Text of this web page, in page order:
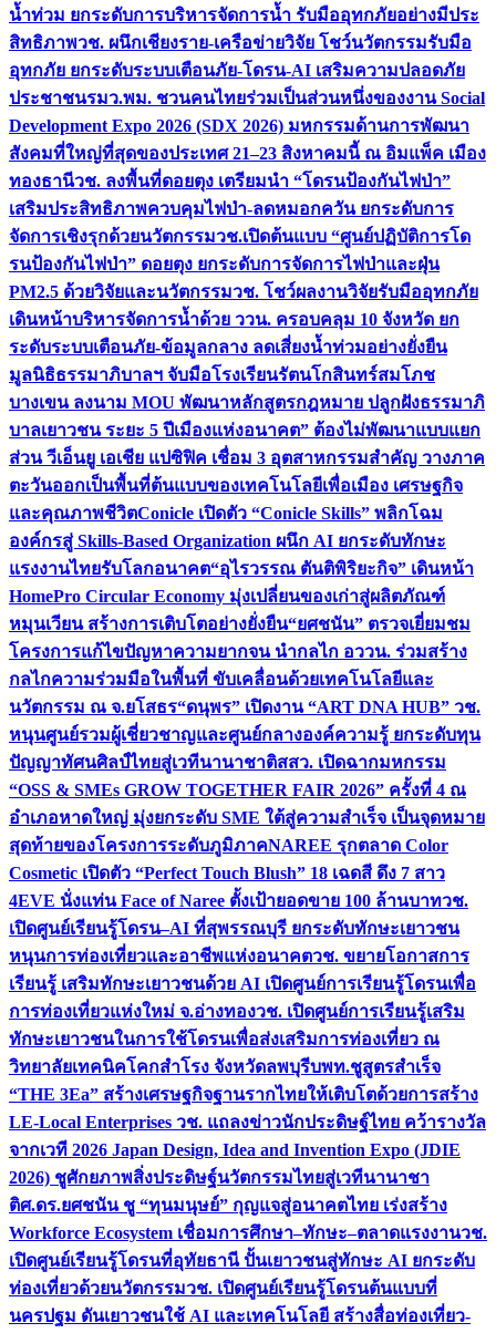
น้ำท่วม ยกระดับการบริหารจัดการน้ำ รับมืออุทกภัยอย่างมีประ
สิทธิภาพวช. ผนึกเชียงราย-เครือข่ายวิจัย โชว์นวัตกรรมรับมือ
อุทกภัย ยกระดับระบบเตือนภัย-โดรน-AI เสริมความปลอดภัย
ประชาชนรมว.พม. ชวนคนไทยร่วมเป็นส่วนหนึ่งของงาน Social
Development Expo 2026 (SDX 2026) มหกรรมด้านการพัฒนา
สังคมที่ใหญ่ที่สุดของประเทศ 21–23 สิงหาคมนี้ ณ อิมแพ็ค เมือง
ทองธานีวช. ลงพื้นที่ดอยตุง เตรียมนำ “โดรนป้องกันไฟป่า”
เสริมประสิทธิภาพควบคุมไฟป่า-ลดหมอกควัน ยกระดับการ
จัดการเชิงรุกด้วยนวัตกรรมวช.เปิดต้นแบบ “ศูนย์ปฏิบัติการโด
รนป้องกันไฟป่า” ดอยตุง ยกระดับการจัดการไฟป่าและฝุ่น
PM2.5 ด้วยวิจัยและนวัตกรรมวช. โชว์ผลงานวิจัยรับมืออุทกภัย
เดินหน้าบริหารจัดการน้ำด้วย ววน. ครอบคลุม 10 จังหวัด ยก
ระดับระบบเตือนภัย-ข้อมูลกลาง ลดเสี่ยงน้ำท่วมอย่างยั่งยืน
มูลนิธิธรรมาภิบาลฯ จับมือโรงเรียนรัตนโกสินทร์สมโภช
บางเขน ลงนาม MOU พัฒนาหลักสูตรกฎหมาย ปลูกฝังธรรมาภิ
บาลเยาวชน ระยะ 5 ปีเมืองแห่งอนาคต” ต้องไม่พัฒนาแบบแยก
ส่วน วีเอ็นยู เอเชีย แปซิฟิค เชื่อม 3 อุตสาหกรรมสำคัญ วางภาค
ตะวันออกเป็นพื้นที่ต้นแบบของเทคโนโลยีเพื่อเมือง เศรษฐกิจ
และคุณภาพชีวิตConicle เปิดตัว “Conicle Skills” พลิกโฉม
องค์กรสู่ Skills-Based Organization ผนึก AI ยกระดับทักษะ
แรงงานไทยรับโลกอนาคต“อุไรวรรณ ตันติพิริยะกิจ” เดินหน้า
HomePro Circular Economy มุ่งเปลี่ยนของเก่าสู่ผลิตภัณฑ์
หมุนเวียน สร้างการเติบโตอย่างยั่งยืน“ยศชนัน” ตรวจเยี่ยมชม
โครงการแก้ไขปัญหาความยากจน นำกลไก อววน. ร่วมสร้าง
กลไกความร่วมมือในพื้นที่ ขับเคลื่อนด้วยเทคโนโลยีและ
นวัตกรรม ณ จ.ยโสธร“ดนุพร” เปิดงาน “ART DNA HUB” วช.
หนุนศูนย์รวมผู้เชี่ยวชาญและศูนย์กลางองค์ความรู้ ยกระดับทุน
ปัญญาทัศนศิลป์ไทยสู่เวทีนานาชาติสสว. เปิดฉากมหกรรม
“OSS & SMEs GROW TOGETHER FAIR 2026” ครั้งที่ 4 ณ
อำเภอหาดใหญ่ มุ่งยกระดับ SME ใต้สู่ความสำเร็จ เป็นจุดหมาย
สุดท้ายของโครงการระดับภูมิภาคNAREE รุกตลาด Color
Cosmetic เปิดตัว “Perfect Touch Blush” 18 เฉดสี ดึง 7 สาว
4EVE นั่งแท่น Face of Naree ตั้งเป้ายอดขาย 100 ล้านบาทวช.
เปิดศูนย์เรียนรู้โดรน–AI ที่สุพรรณบุรี ยกระดับทักษะเยาวชน
หนุนการท่องเที่ยวและอาชีพแห่งอนาคตวช. ขยายโอกาสการ
เรียนรู้ เสริมทักษะเยาวชนด้วย AI เปิดศูนย์การเรียนรู้โดรนเพื่อ
การท่องเที่ยวแห่งใหม่ จ.อ่างทองวช. เปิดศูนย์การเรียนรู้เสริม
ทักษะเยาวชนในการใช้โดรนเพื่อส่งเสริมการท่องเที่ยว ณ
วิทยาลัยเทคนิคโคกสำโรง จังหวัดลพบุรีบพท.ชูสูตรสำเร็จ
“THE 3Ea” สร้างเศรษฐกิจฐานรากไทยให้เติบโตด้วยการสร้าง
LE-Local Enterprises วช. แถลงข่าวนักประดิษฐ์ไทย คว้ารางวัล
จากเวที 2026 Japan Design, Idea and Invention Expo (JDIE
2026) ชูศักยภาพสิ่งประดิษฐ์นวัตกรรมไทยสู่เวทีนานาชา
ติศ.ดร.ยศชนัน ชู “ทุนมนุษย์” กุญแจสู่อนาคตไทย เร่งสร้าง
Workforce Ecosystem เชื่อมการศึกษา–ทักษะ–ตลาดแรงงานวช.
เปิดศูนย์เรียนรู้โดรนที่อุทัยธานี ปั้นเยาวชนสู่ทักษะ AI ยกระดับ
ท่องเที่ยวด้วยนวัตกรรมวช. เปิดศูนย์เรียนรู้โดรนต้นแบบที่
นครปฐม ดันเยาวชนใช้ AI และเทคโนโลยี สร้างสื่อท่องเที่ยว-